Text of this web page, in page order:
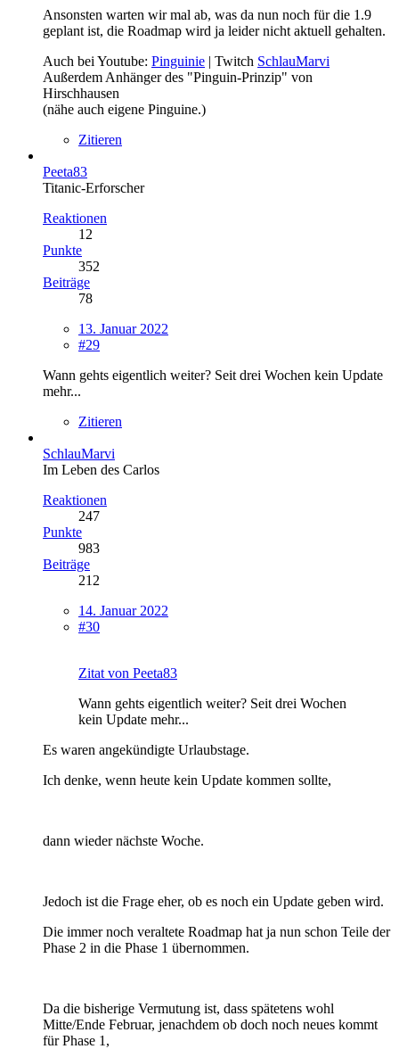
Ansonsten warten wir mal ab, was da nun noch für die 1.9
geplant ist, die Roadmap wird ja leider nicht aktuell gehalten.
Auch bei Youtube: Pinguinie | Twitch SchlauMarvi
Außerdem Anhänger des "Pinguin-Prinzip" von
Hirschhausen
(nähe auch eigene Pinguine.)
Zitieren
Peeta83
Titanic-Erforscher
Reaktionen
12
Punkte
352
Beiträge
78
13. Januar 2022
#29
Wann gehts eigentlich weiter? Seit drei Wochen kein Update
mehr...
Zitieren
SchlauMarvi
Im Leben des Carlos
Reaktionen
247
Punkte
983
Beiträge
212
14. Januar 2022
#30
Zitat von Peeta83
Wann gehts eigentlich weiter? Seit drei Wochen
kein Update mehr...
Es waren angekündigte Urlaubstage.
Ich denke, wenn heute kein Update kommen sollte,
dann wieder nächste Woche.
Jedoch ist die Frage eher, ob es noch ein Update geben wird.
Die immer noch veraltete Roadmap hat ja nun schon Teile der
Phase 2 in die Phase 1 übernommen.
Da die bisherige Vermutung ist, dass spätetens wohl
Mitte/Ende Februar, jenachdem ob doch noch neues kommt
für Phase 1,